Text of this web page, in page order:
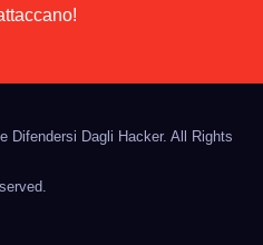
Difendersi Dagli Hacker. All Rights